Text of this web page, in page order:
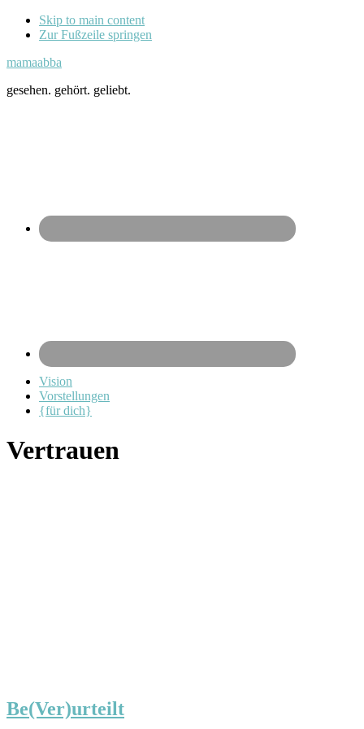
Skip to main content
Zur Fußzeile springen
mamaabba
gesehen. gehört. geliebt.
Vision
Vorstellungen
{für dich}
Vertrauen
Be(Ver)urteilt